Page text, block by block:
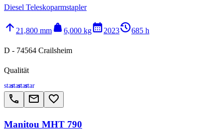
Diesel Teleskoparmstapler
arrow_upward 21,800 mm weight 6,000 kgcalendar_month2023history_2685 h
D - 74564 Crailsheim
Qualität
starstarstarstar
call email favorite_border
Manitou MHT 790